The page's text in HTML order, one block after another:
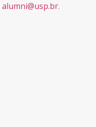
alumni@usp.br.